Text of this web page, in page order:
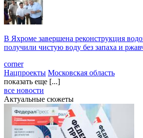
В Яхроме завершена реконструкция
получили чистую воду без запаха и
corner
Нацпроекты Московская область
показать еще [...]
все новости
Актуальные сюжеты